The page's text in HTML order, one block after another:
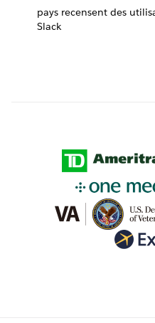
pays recensent des
Slack